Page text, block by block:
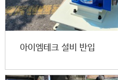
아이엠테크 설비 반입